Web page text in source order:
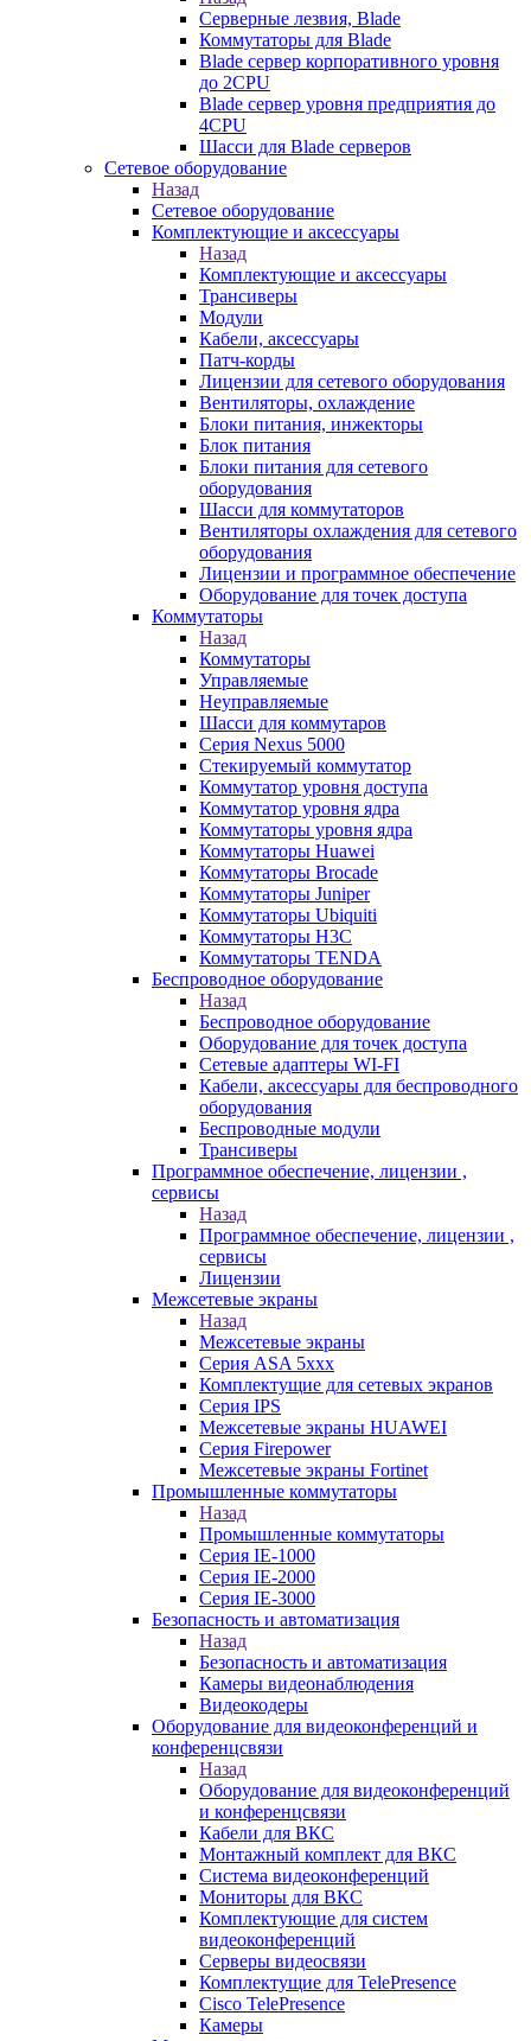
Серверные лезвия, Blade
Коммутаторы для Blade
Blade сервер корпоративного уровня
до 2CPU
Blade сервер уровня предприятия до
4CPU
Шасси для Blade серверов
Сетевое оборудование
Назад
Сетевое оборудование
Комплектующие и аксессуары
Назад
Комплектующие и аксессуары
Трансиверы
Модули
Кабели, аксессуары
Патч-корды
Лицензии для сетевого оборудования
Вентиляторы, охлаждение
Блоки питания, инжекторы
Блок питания
Блоки питания для сетевого
оборудования
Шасси для коммутаторов
Вентиляторы охлаждения для сетевого
оборудования
Лицензии и программное обеспечение
Оборудование для точек доступа
Коммутаторы
Назад
Коммутаторы
Управляемые
Неуправляемые
Шасси для коммутаров
Серия Nexus 5000
Стекируемый коммутатор
Коммутатор уровня доступа
Коммутатор уровня ядра
Коммутаторы уровня ядра
Коммутаторы Huawei
Коммутаторы Brocade
Коммутаторы Juniper
Коммутаторы Ubiquiti
Коммутаторы H3C
Коммутаторы TENDA
Беспроводное оборудование
Назад
Беспроводное оборудование
Оборудование для точек доступа
Сетевые адаптеры WI-FI
Кабели, аксессуары для беспроводного
оборудования
Беспроводные модули
Трансиверы
Программное обеспечение, лицензии ,
сервисы
Назад
Программное обеспечение, лицензии ,
сервисы
Лицензии
Межсетевые экраны
Назад
Межсетевые экраны
Серия ASA 5xxx
Комплектущие для сетевых экранов
Серия IPS
Межсетевые экраны HUAWEI
Серия Firepower
Межсетевые экраны Fortinet
Промышленные коммутаторы
Назад
Промышленные коммутаторы
Серия IE-1000
Серия IE-2000
Серия IE-3000
Безопасность и автоматизация
Назад
Безопасность и автоматизация
Камеры видеонаблюдения
Видеокодеры
Оборудование для видеоконференций и
конференцсвязи
Назад
Оборудование для видеоконференций
и конференцсвязи
Кабели для ВКС
Монтажный комплект для ВКС
Система видеоконференций
Мониторы для ВКС
Комплектующие для систем
видеоконференций
Серверы видеосвязи
Комплектущие для TelePresence
Cisco TelePresence
Камеры